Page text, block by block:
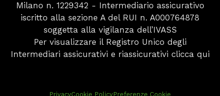
Milano n. 1229342 - Intermediario assicurativo
iscritto alla sezione A del RUI n. A000764878
soggetta alla vigilanza dell’IVASS
Per visualizzare il Registro Unico degli
Intermediari assicurativi e riassicurativi clicca qui
PrivacyCookie PolicyPreferenze Cookie